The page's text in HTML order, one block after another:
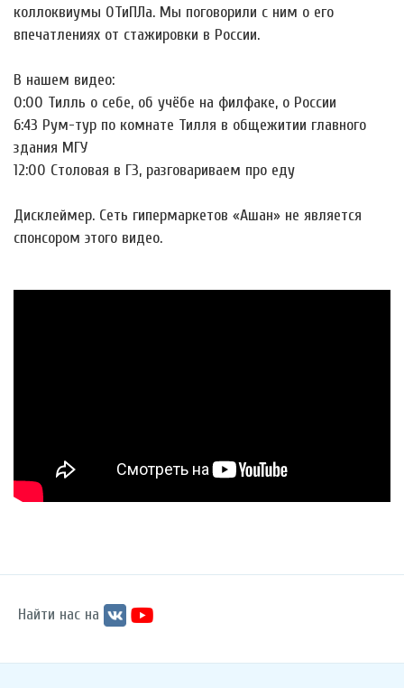
коллоквиумы ОТиПЛа. Мы поговорили с ним о его
впечатлениях от стажировки в России.
В нашем видео:
0:00 Тилль о себе, об учёбе на филфаке, о России
6:43 Рум-тур по комнате Тилля в общежитии главного
здания МГУ
12:00 Столовая в ГЗ, разговариваем про еду
Дисклеймер. Сеть гипермаркетов «Ашан» не является
спонсором этого видео.
Найти нас на